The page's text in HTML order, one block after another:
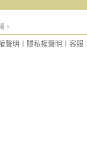
。
聲明 隱私權聲明 客服